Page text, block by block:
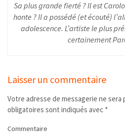
Sa plus grande fierté ? Il est
honte ? Il a possédé (et écouté)
adolescence. L’artiste le plus
certainement
Laisser un commentaire
Votre adresse de messagerie ne sera
obligatoires sont indiqués avec *
Commentaire